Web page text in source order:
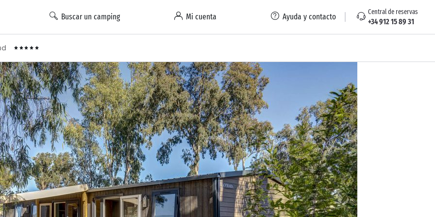
Buscar un camping Mi cuenta Ayuda y contacto Central de reservas
+34 912 15 89 31